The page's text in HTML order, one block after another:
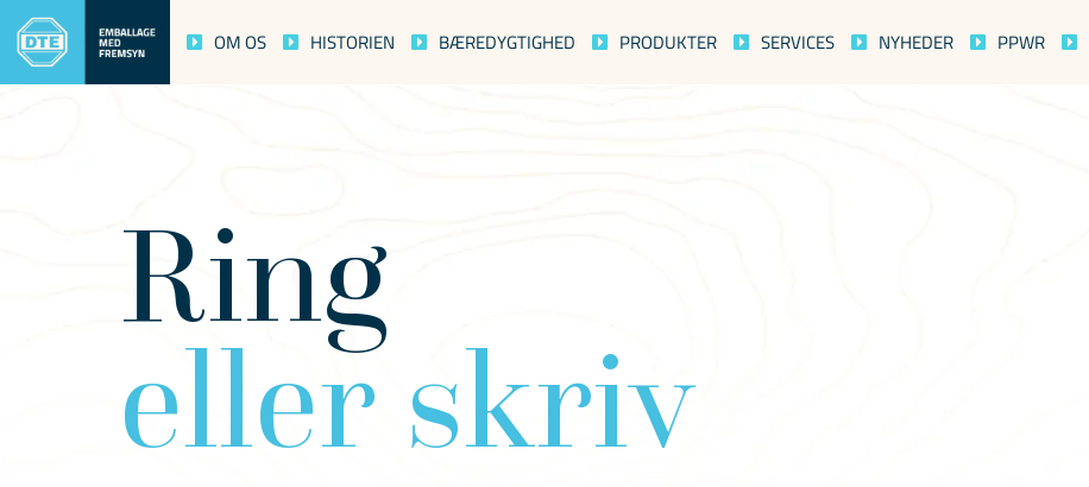
OM OS HISTORIEN BÆREDYGTIGHED PRODUKTER SERVICES NYHEDER PPWR
Ring
eller skriv